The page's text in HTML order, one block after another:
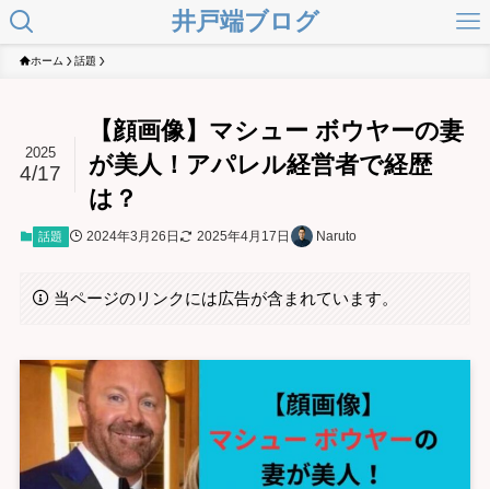
井戸端ブログ
ホーム 話題
【顔画像】マシュー ボウヤーの妻
が美人！アパレル経営者で経歴
は？
2025
4/17
話題 2024年3月26日 2025年4月17日 Naruto
当ページのリンクには広告が含まれています。